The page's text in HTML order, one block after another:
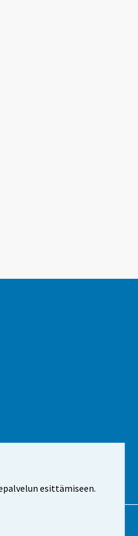
esittämiseen.